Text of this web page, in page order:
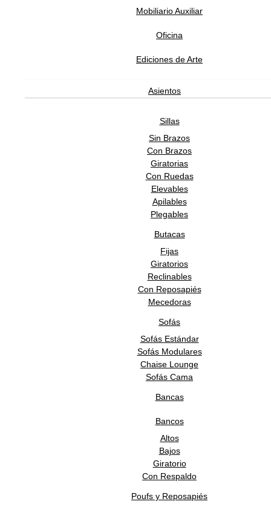
Mobiliario Auxiliar
Oficina
Ediciones de Arte
Asientos
Sillas
Sin Brazos
Con Brazos
Giratorias
Con Ruedas
Elevables
Apilables
Plegables
Butacas
Fijas
Giratorios
Reclinables
Con Reposapiés
Mecedoras
Sofás
Sofás Estándar
Sofás Modulares
Chaise Lounge
Sofás Cama
Bancas
Bancos
Altos
Bajos
Giratorio
Con Respaldo
Poufs y Reposapiés
Non woven
Vinilo
Colores degradados que se combinan para crear un
espectro vibrante y onírico que dará un toque diferente a tu
hogar. Los trazos etéreos y sutiles aportan luz y
Aniline
Tres Tintas Design Studio
Tres Tintas Barcelona
2 años
De 4 a 6 semanas
TRES TINTAS BARCELONA